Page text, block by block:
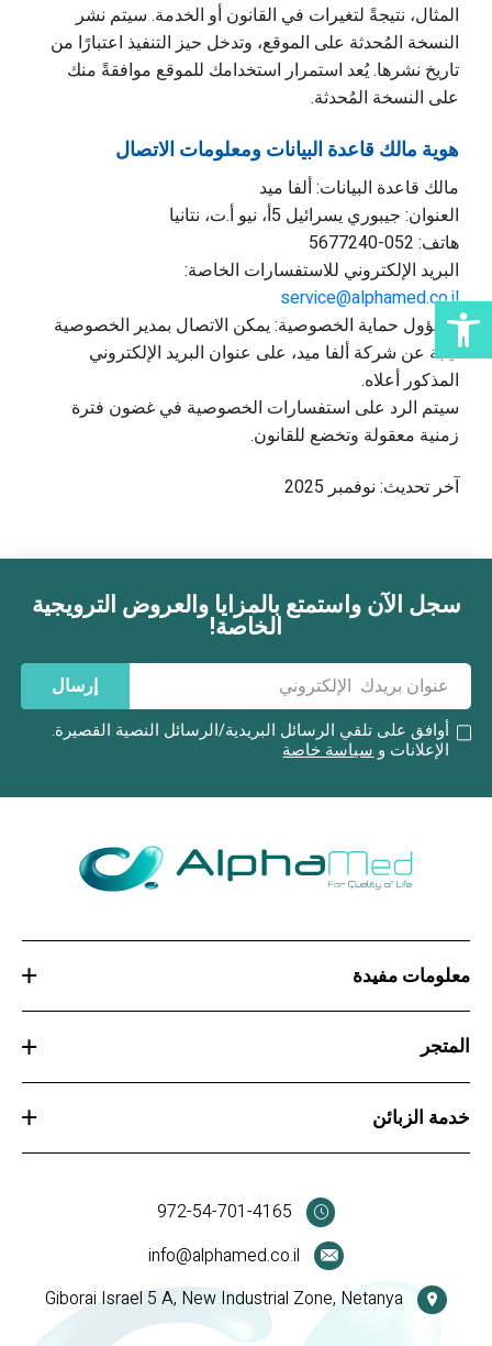
افتح شريط الوصول
المثال، نتيجةً لتغيرات في القانون أو الخدمة. سيتم نشر
النسخة المُحدثة على الموقع، وتدخل حيز التنفيذ اعتبارًا من
تاريخ نشرها. يُعد استمرار استخدامك للموقع موافقةً منك
على النسخة المُحدثة.
هوية مالك قاعدة البيانات ومعلومات الاتصال
مالك قاعدة البيانات: ألفا ميد
العنوان: جيبوري يسرائيل 5أ، نيو أ.ت، نتانيا
هاتف: 052-5677240
البريد الإلكتروني للاستفسارات الخاصة:
service@alphamed.co.il
مسؤول حماية الخصوصية: يمكن الاتصال بمدير الخصوصية
نيابة عن شركة ألفا ميد، على عنوان البريد الإلكتروني
المذكور أعلاه.
سيتم الرد على استفسارات الخصوصية في غضون فترة
زمنية معقولة وتخضع للقانون.
آخر تحديث: نوفمبر 2025
سجل الآن واستمتع بالمزايا والعروض الترويجية
الخاصة!
بريد إلكتروني
إرسال
أوافق على تلقي الرسائل البريدية/الرسائل النصية القصيرة.
الإعلانات و سياسة خاصة
معلومات مفيدة
المتجر
خدمة الزبائن
972-54-701-4165
info@alphamed.co.il
Giborai Israel 5 A, New Industrial Zone, Netanya